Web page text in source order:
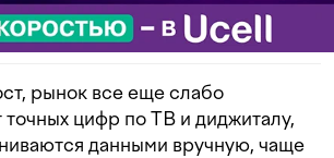
рынок все еще слабо
цифр по ТВ и диджиталу,
данными вручную, чаще